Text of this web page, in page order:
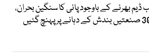
بھرنے کے باوجود پانی کا سنگین بحران،
پر پہنچ گئیں